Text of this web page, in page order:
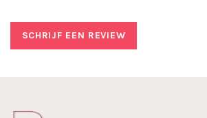
SCHRIJF EEN REVIEW